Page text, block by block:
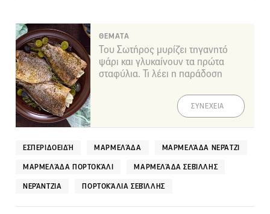
ΘΕΜΑΤΑ
Του Σωτήρος μυρίζει τηγανητό
ψάρι και γλυκαίνουν τα πρώτα
σταφύλια. Τι λέει η παράδοση
ΣΥΝΕΧΕΙΑ
ΕΣΠΕΡΙΔΟΕΙΔΉ ΜΑΡΜΕΛΆΔΑ ΜΑΡΜΕΛΆΔΑ ΝΕΡΆΤΖΙ
ΜΑΡΜΕΛΆΔΑ ΠΟΡΤΟΚΆΛΙ ΜΑΡΜΕΛΆΔΑ ΣΕΒΊΛΛΗΣ
ΝΕΡΆΝΤΖΙΑ ΠΟΡΤΟΚΆΛΙΑ ΣΕΒΊΛΛΗΣ